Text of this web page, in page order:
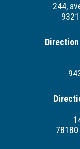
244,
Direction